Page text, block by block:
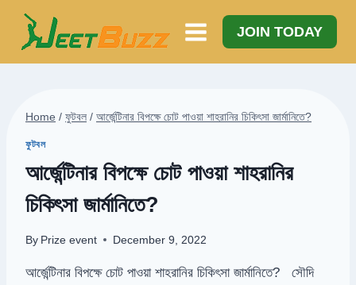
Skip
content
JOIN TODAY
Home / ফুটবল / আর্জেন্টিনার বিপক্ষে চোট পাওয়া শাহরানির চিকিৎসা জার্মানিতে?
ফুটবল
আর্জেন্টিনার বিপক্ষে চোট পাওয়া শাহরানির
চিকিৎসা জার্মানিতে?
By Prize event December 9, 2022
আর্জেন্টিনার বিপক্ষে চোট পাওয়া শাহরানির চিকিৎসা জার্মানিতে? সৌদি